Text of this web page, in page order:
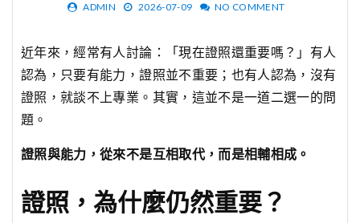
ADMIN 2026-07-09 NO COMMENT
近年來，經常有人討論：「現在證照還重要嗎？」有人
認為，只要有能力，證照並不重要；也有人認為，沒有
證照，就談不上專業。其實，這並不是一道二選一的問
題。
證照與能力，從來不是互相取代，而是相輔相成。
證照，為什麼仍然重要？